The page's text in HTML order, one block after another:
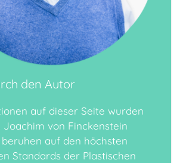
den Autor
auf dieser Seite wurden
Joachim von Finckenstein
auf den höchsten
Standards der Plastischen